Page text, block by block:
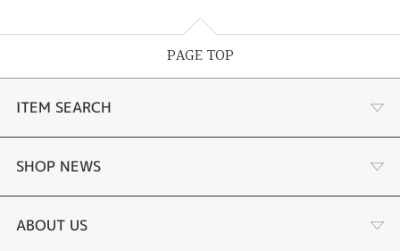
PAGE TOP
ITEM SEARCH
婚約指輪
結婚指輪
SHOP NEWS
サプライズプロポーズ相談室
ABOUT US